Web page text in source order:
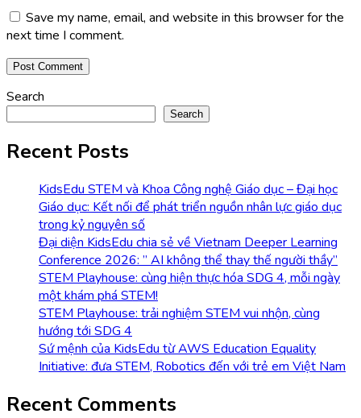
Save my name, email, and website in this browser for the
next time I comment.
Search
Search
Recent Posts
KidsEdu STEM và Khoa Công nghệ Giáo dục – Đại học
Giáo dục: Kết nối để phát triển nguồn nhân lực giáo dục
trong kỷ nguyên số
Đại diện KidsEdu chia sẻ về Vietnam Deeper Learning
Conference 2026: ” AI không thể thay thế người thầy”
STEM Playhouse: cùng hiện thực hóa SDG 4, mỗi ngày
một khám phá STEM!
STEM Playhouse: trải nghiệm STEM vui nhộn, cùng
hướng tới SDG 4
Sứ mệnh của KidsEdu từ AWS Education Equality
Initiative: đưa STEM, Robotics đến với trẻ em Việt Nam
Recent Comments